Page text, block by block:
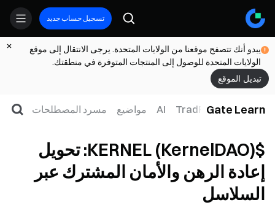
تسجيل حساب جديد
يبدو أنك تتصفح موقعنا من الولايات المتحدة. يرجى الانتقال إلى موقع
الولايات المتحدة للوصول إلى المنتجات المتوفرة في منطقتك.
تبديل الموقع
Gate Learn
ويب3 TradFi
AI مواضيع مسرد المصطلحات
$KERNEL (KernelDAO): تحويل
إعادة الرهن والأمان المشترك عبر
السلاسل